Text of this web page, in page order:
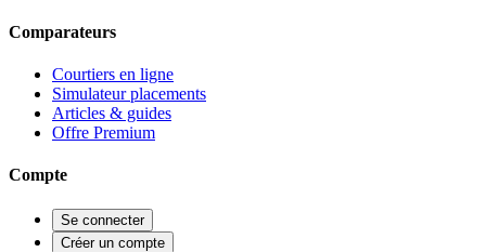
Comparateurs
Courtiers en ligne
Simulateur placements
Articles & guides
Offre Premium
Compte
Se connecter
Créer un compte